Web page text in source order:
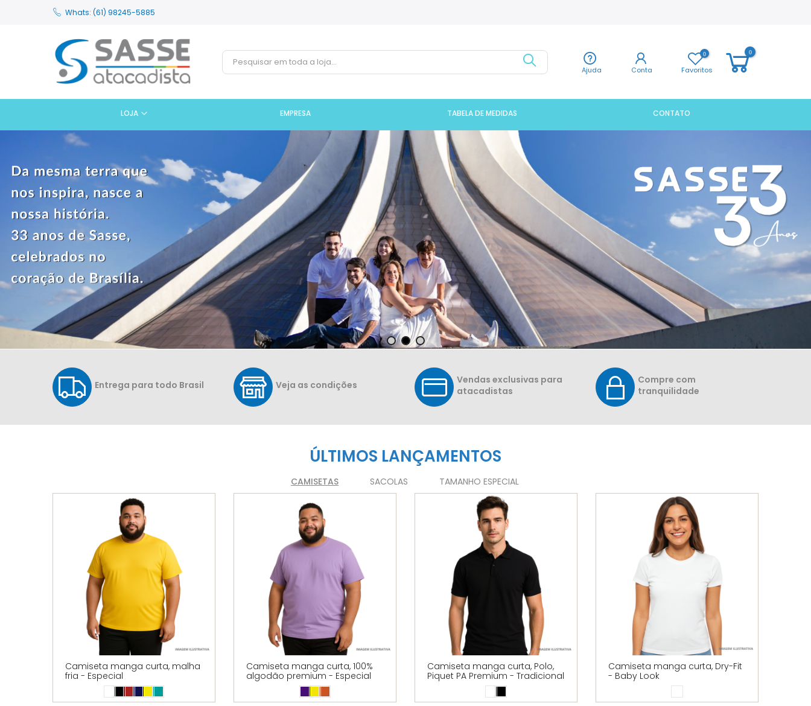
Whats: (61) 98245-5885
Ajuda Conta Favoritos
0 0
LOJA EMPRESA TABELA DE MEDIDAS CONTATO
Entrega para todo Brasil Veja as condições
Vendas exclusivas para
atacadistas
Compre com
tranquilidade
ÚLTIMOS LANÇAMENTOS
CAMISETAS SACOLAS TAMANHO ESPECIAL
Camiseta manga curta, malha
fria - Especial
Camiseta manga curta, 100%
algodão premium - Especial
Camiseta manga curta, Polo,
Piquet PA Premium - Tradicional
Camiseta manga curta, Dry-Fit
- Baby Look